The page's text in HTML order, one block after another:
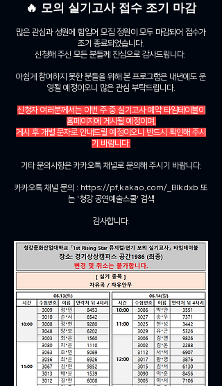
🔥 모의 실기고사 접수 조기 마감
많은 관심과 성원에 힘입어 모집 정원이 모두 마감되어 접수가
조기 종료되었습니다.
신청해 주신 모든 분들께 진심으로 감사드립니다.
아쉽게 참여하지 못한 분들을 위해 본 프로그램은 내년에도 운
영될 예정이오니 많은 관심 부탁드립니다.
신청자 여러분께서는 이번 주 중 실기고사 예약 타임테이블이
홈페이지에 게시될 예정이며,
게시 후 개별 문자로 안내드릴 예정이오니 반드시 확인해 주시
기 바랍니다.
기타 문의사항은 카카오톡 채널로 문의해 주시기 바랍니다.
카카오톡 채널 문의 : https://pf.kakao.com/_Blkdxb 또
는 '청강 공연예술스쿨' 검색
감사합니다.